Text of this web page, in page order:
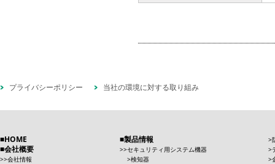
プライバシーポリシー 当社の環境に対する取り組み
HOME
会社概要
会社情報
製品情報
セキュリティ用システム機器
検知器